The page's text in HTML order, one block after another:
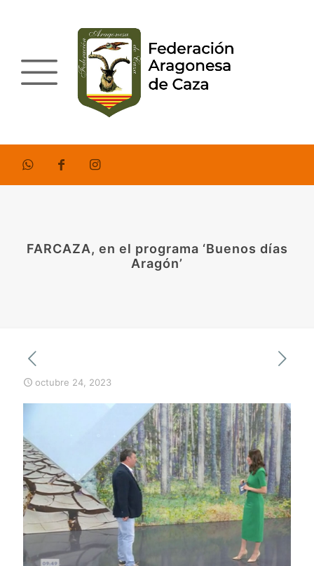
FARCAZA, en el programa ‘Buenos días
Aragón’
octubre 24, 2023